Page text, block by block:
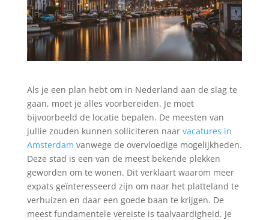
Als je een plan hebt om in Nederland aan de slag te
gaan, moet je alles voorbereiden. Je moet
bijvoorbeeld de locatie bepalen. De meesten van
jullie zouden kunnen solliciteren naar vacatures in
Amsterdam vanwege de overvloedige mogelijkheden.
Deze stad is een van de meest bekende plekken
geworden om te wonen. Dit verklaart waarom meer
expats geïnteresseerd zijn om naar het platteland te
verhuizen en daar een goede baan te krijgen. De
meest fundamentele vereiste is taalvaardigheid. Je